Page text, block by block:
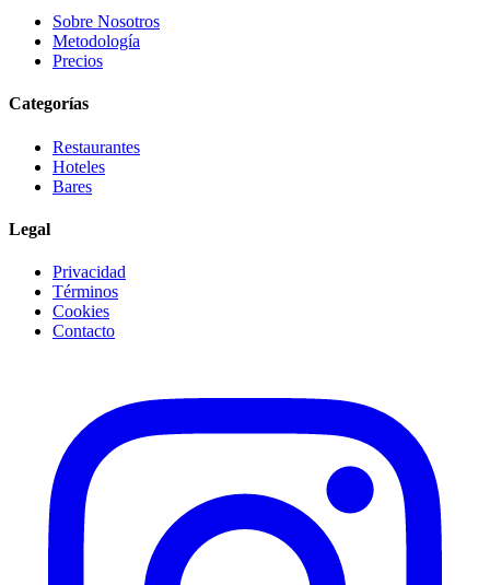
Sobre Nosotros
Metodología
Precios
Categorías
Restaurantes
Hoteles
Bares
Legal
Privacidad
Términos
Cookies
Contacto